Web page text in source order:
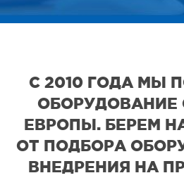
С 2010 ГОДА МЫ
ОБОРУДОВАНИЕ
ЕВРОПЫ. БЕРЕМ
ОТ ПОДБОРА
ВНЕДРЕНИЯ НА